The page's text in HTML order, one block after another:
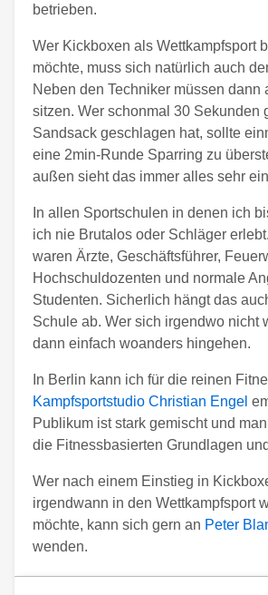
betrieben.
Wer Kickboxen als Wettkampfsport
möchte, muss sich natürlich auch
Neben den Techniker müssen dann
sitzen. Wer schonmal 30 Sekunden
Sandsack geschlagen hat, sollte
eine 2min-Runde Sparring zu
außen sieht das immer alles sehr
In allen Sportschulen in denen ich
ich nie Brutalos oder Schläger
waren Ärzte, Geschäftsführer,
Hochschuldozenten und normale
Studenten. Sicherlich hängt das
Schule ab. Wer sich irgendwo nicht
dann einfach woanders hingehen.
In Berlin kann ich für die reinen
Kampfsportstudio Christian Engel
Publikum ist stark gemischt und
die Fitnessbasierten Grundlagen
Wer nach einem Einstieg in
irgendwann in den Wettkampfsport
möchte, kann sich gern an Peter
wenden.